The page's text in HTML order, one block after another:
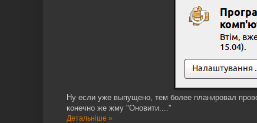
Ну если уже выпущено, тем более планировал
конечно же жму "Оновити...."
Детальніше »